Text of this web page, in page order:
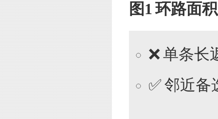
图1 环路面
❌ 单条
✅ 邻近